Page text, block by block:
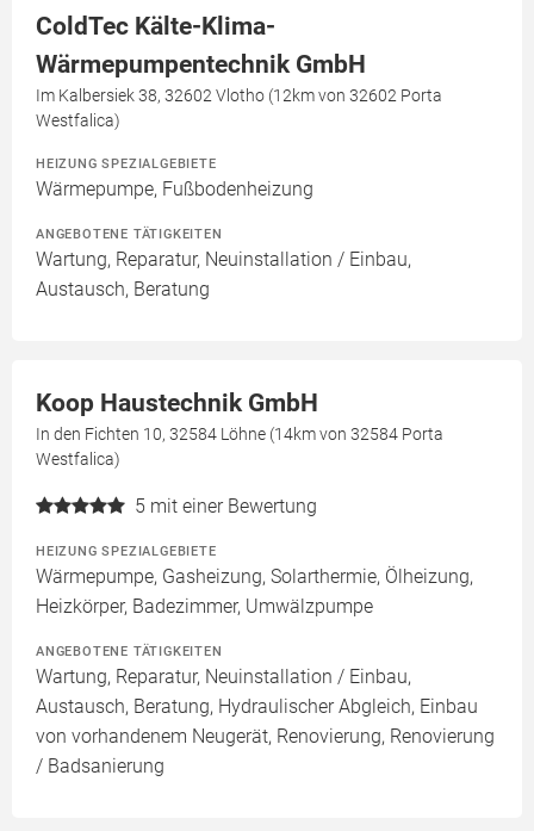
ColdTec Kälte-Klima-
Wärmepumpentechnik GmbH
Im Kalbersiek 38, 32602 Vlotho (12km von 32602 Porta
Westfalica)
HEIZUNG SPEZIALGEBIETE
Wärmepumpe, Fußbodenheizung
ANGEBOTENE TÄTIGKEITEN
Wartung, Reparatur, Neuinstallation / Einbau,
Austausch, Beratung
Koop Haustechnik GmbH
In den Fichten 10, 32584 Löhne (14km von 32584 Porta
Westfalica)
5 mit einer Bewertung
HEIZUNG SPEZIALGEBIETE
Wärmepumpe, Gasheizung, Solarthermie, Ölheizung,
Heizkörper, Badezimmer, Umwälzpumpe
ANGEBOTENE TÄTIGKEITEN
Wartung, Reparatur, Neuinstallation / Einbau,
Austausch, Beratung, Hydraulischer Abgleich, Einbau
von vorhandenem Neugerät, Renovierung, Renovierung
/ Badsanierung